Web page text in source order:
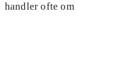
handler ofte om